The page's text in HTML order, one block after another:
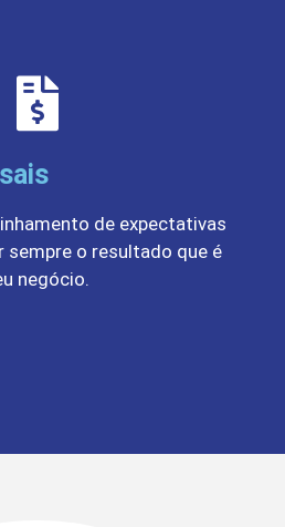
de expectativas
o resultado que é
negócio.